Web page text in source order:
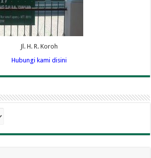
Jl. H. R. Koroh
Hubungi kami disini